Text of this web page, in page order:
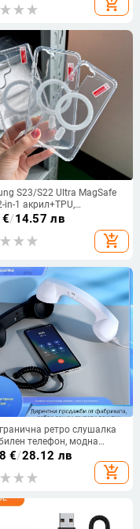
за сгъваем дисплей
add_shopping_cart
S23/S22 Ultra MagSafe
in-1 акрил+TPU,
прозрачен,
€/14.57 лв
add_shopping_cart
ретро слушалка
телефон, модна
слушалка с
готина слушалка за
за бременни жени,
€/28.12 лв
add_shopping_cart